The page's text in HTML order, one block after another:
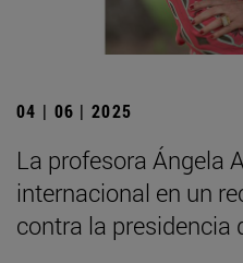
04 | 06 | 2025
La profesora Ángela
internacional en un
contra la presidencia